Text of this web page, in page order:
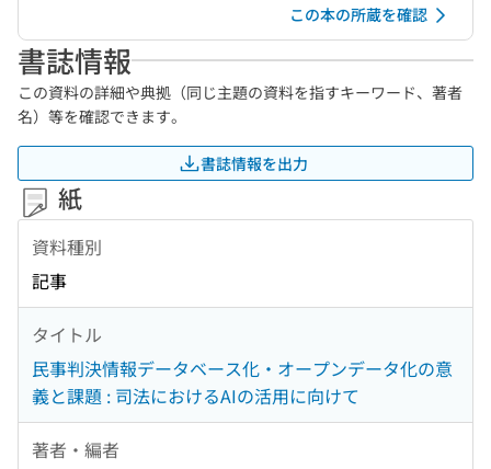
この本の所蔵を確認
書誌情報
この資料の詳細や典拠（同じ主題の資料を指すキーワード、著者
名）等を確認できます。
書誌情報を出力
紙
資料種別
記事
タイトル
民事判決情報データベース化・オープンデータ化の意
義と課題 : 司法におけるAIの活用に向けて
著者・編者